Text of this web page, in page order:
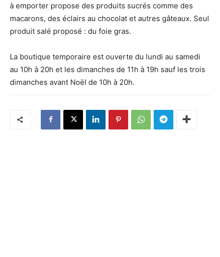
à emporter propose des produits sucrés comme des
macarons, des éclairs au chocolat et autres gâteaux. Seul
produit salé proposé : du foie gras.
La boutique temporaire est ouverte du lundi au samedi
au 10h à 20h et les dimanches de 11h à 19h sauf les trois
dimanches avant Noël de 10h à 20h.